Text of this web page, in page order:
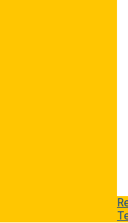
Das Pew Research
Project untersucht seit
von Erwachsenen auf
Beobachtet wurde in
beachtliche Zunahme.
von Pew nutzen bereits
in den USA soziale
gesehen noch immer
Netzwerke nutzen, fällt
Anzahl bei den über 65-
Verschiedene